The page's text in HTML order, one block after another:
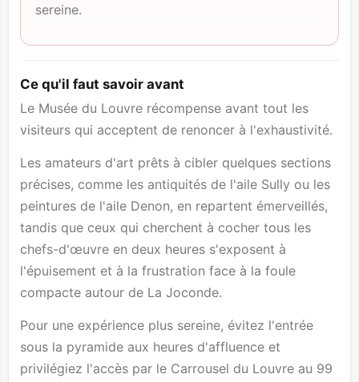
sereine.
Ce qu'il faut savoir avant
Le Musée du Louvre récompense avant tout les
visiteurs qui acceptent de renoncer à l'exhaustivité.
Les amateurs d'art prêts à cibler quelques sections
précises, comme les antiquités de l'aile Sully ou les
peintures de l'aile Denon, en repartent émerveillés,
tandis que ceux qui cherchent à cocher tous les
chefs-d'œuvre en deux heures s'exposent à
l'épuisement et à la frustration face à la foule
compacte autour de La Joconde.
Pour une expérience plus sereine, évitez l'entrée
sous la pyramide aux heures d'affluence et
privilégiez l'accès par le Carrousel du Louvre au 99